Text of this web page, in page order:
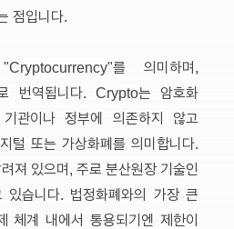
점입니다.
를 의미하며,
번역됩니다. Crypto는 암호화
관이나 정부에 의존하지 않고
털 또는 가상화폐를 의미합니다.
려져 있으며, 주로 분산원장 기술인
있습니다. 법정화폐와의 가장 큰
체계 내에서 통용되기엔 제한이